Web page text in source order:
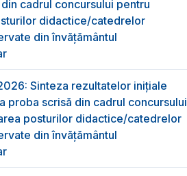
cadrul concursului pentru
didactice/catedrelor
din învăţământul
Sinteza rezultatelor inițiale
proba scrisă din cadrul concursului
posturilor didactice/catedrelor
din învăţământul